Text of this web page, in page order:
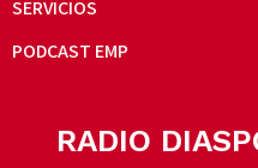
SERVICIOS
PODCAST EMP
RADIO